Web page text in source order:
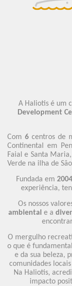
A Haliotis é um
Development
Com 6centros de
Continental em
Faial e Santa
Verde na ilha de
Fundada em 2004
experiência,
Os nossos
ambiental e a
O mergulho
o que é
e da sua beleza,
comunidades
Na Haliotis,
impacto